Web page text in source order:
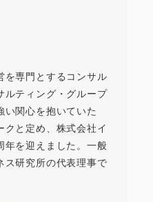
を専門とするコンサル
ルティング・グループ
い関心を抱いていた
クと定め、株式会社イ
年を迎えました。一般
ス研究所の代表理事で